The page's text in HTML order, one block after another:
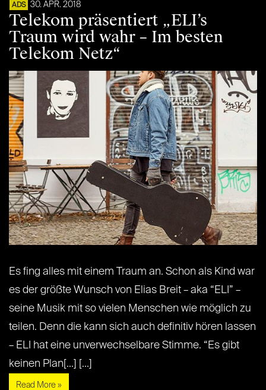
ADS 30. APR. 2018
Telekom präsentiert „ELI’s
Traum wird wahr – Im besten
Telekom Netz“
Es fing alles mit einem Traum an. Schon als Kind war
es der größte Wunsch von Elias Breit – aka “ELI” –
seine Musik mit so vielen Menschen wie möglich zu
teilen. Denn die kann sich auch definitiv hören lassen
– ELI hat eine unverwechselbare Stimme. “Es gibt
keinen Plan[...] [...]
Read More »